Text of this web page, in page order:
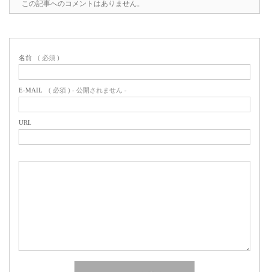
この記事へのコメントはありません。
名前 ( 必須 )
E-MAIL ( 必須 ) - 公開されません -
URL